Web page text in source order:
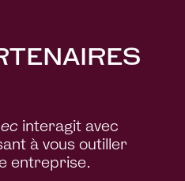
interagit avec
à vous outiller
entreprise.